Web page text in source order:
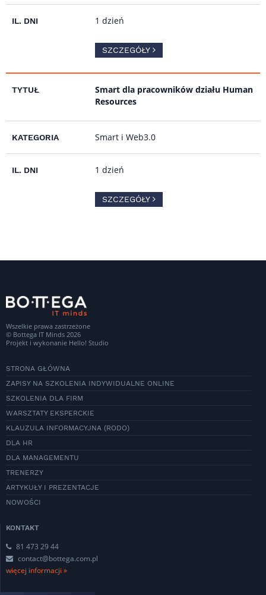
1 dzień
SZCZEGÓŁY
Smart dla pracowników działu Human
Resources
Smart i Web3.0
1 dzień
SZCZEGÓŁY
Wszelkie prawa zastrzeżone
© Bottega IT Minds 2026
Projekt i wykonanie Hello! Studio
STRONA GŁÓWNA
ZAPISY NA SZKOLENIA INDYWIDUALNE ONLINE
SZKOLENIA DLA FIRM
WARSZTATY EKSPERCKIE
KLAUZULA INFORMACYJNA (RODO)
DLA HR
DLA MANAGEMENTU
TRENERZY
ARTYKUŁY I PREZENTACJE
NOWOŚCI
KONTAKT
81 473 29 44
contact@bottega.com.pl
więcej informacji »